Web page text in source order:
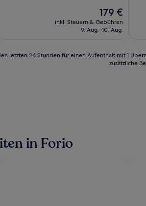
Der
Preis
beträgt
179 €
inkl. Steuern & Gebühren
9. Aug.–10. Aug.
letzten 24 Stunden für einen Aufenthalt mit 1
zusätzliche
in Forio